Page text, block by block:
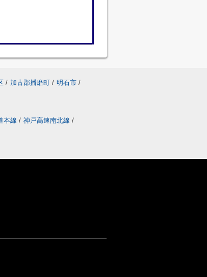
/ 加古郡播磨町 / 明石市 /
本線 / 神戸高速南北線 /